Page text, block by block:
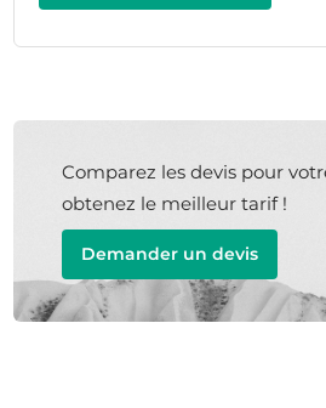
Comparez les devis pour
obtenez le meilleur tarif !
Demander un devis